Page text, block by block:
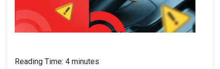
Reading Time: 4 minutes